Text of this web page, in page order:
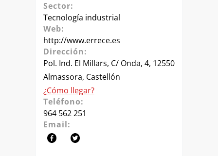
Sector:
Tecnología industrial
Web:
http://www.errece.es
Dirección:
Pol. Ind. El Millars, C/ Onda, 4, 12550
Almassora, Castellón
¿Cómo llegar?
Teléfono:
964 562 251
Email: